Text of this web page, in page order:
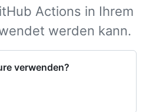
Actions in Ihrem
werden kann.
verwenden?